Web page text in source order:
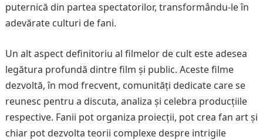
puternică din partea spectatorilor, transformându-le în
adevărate culturi de fani.
Un alt aspect definitoriu al filmelor de cult este adesea
legătura profundă dintre film și public. Aceste filme
dezvoltă, în mod frecvent, comunități dedicate care se
reunesc pentru a discuta, analiza și celebra producțiile
respective. Fanii pot organiza proiecții, pot crea fan art și
chiar pot dezvolta teorii complexe despre intrigile